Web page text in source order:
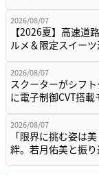
2026/08/07
【2026夏】高速道
ルメ＆限定スイー
2026/08/07
スクーターがシフ
に電子制御CVT搭
2026/08/07
「限界に挑む姿は
絆。若月佑美と振